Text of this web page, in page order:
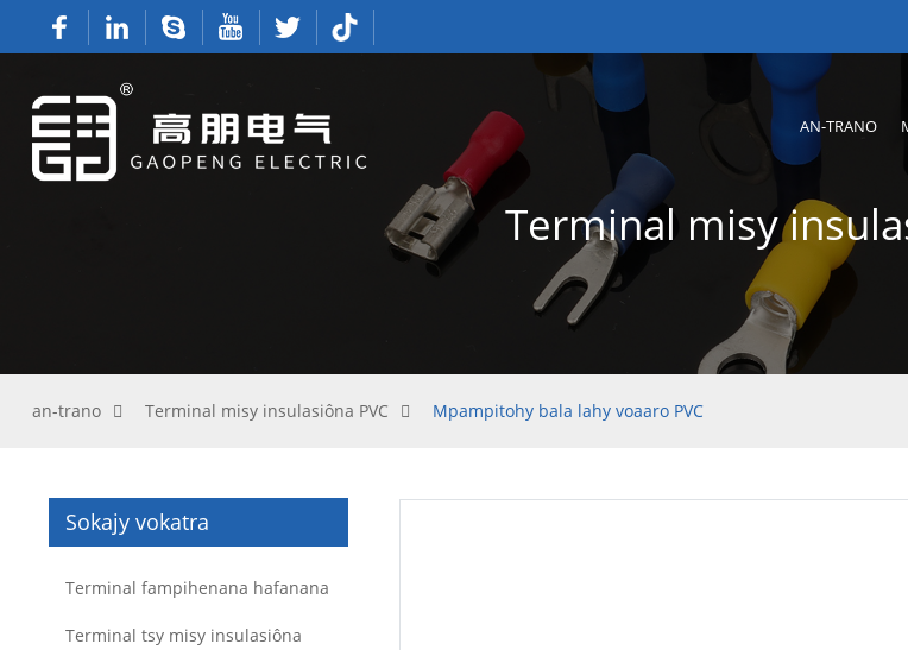
AN-TRANO
Terminal misy
an-trano Terminal misy insulasiôna PVC Mpampitohy bala lahy voaaro PVC
Sokajy vokatra
Terminal fampihenana hafanana
Terminal tsy misy insulasiôna